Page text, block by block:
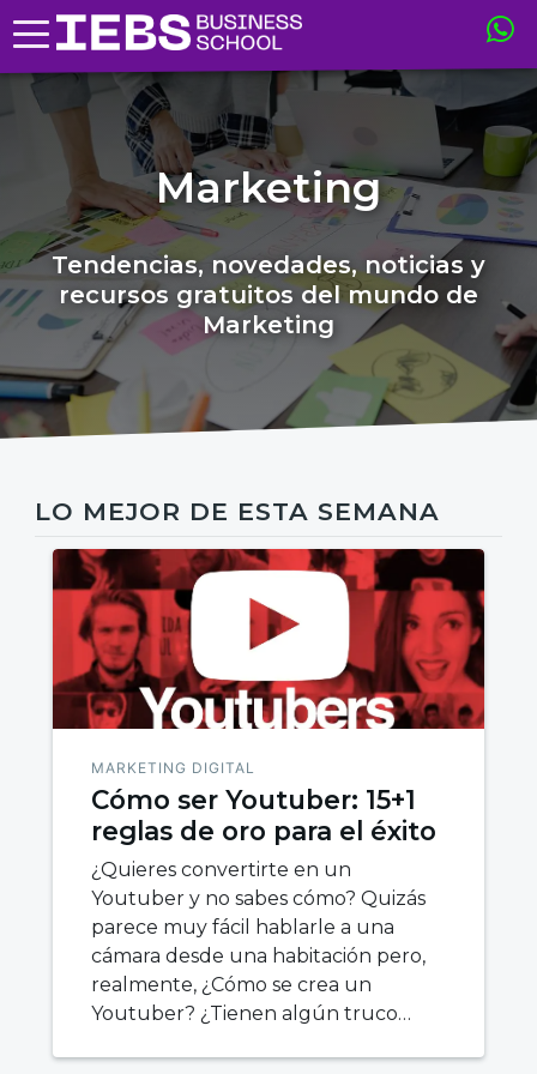
Marketing
Tendencias, novedades, noticias y
recursos gratuitos del mundo de
Marketing
LO MEJOR DE ESTA SEMANA
MARKETING DIGITAL
Cómo ser Youtuber: 15+1
reglas de oro para el éxito
¿Quieres convertirte en un
Youtuber y no sabes cómo? Quizás
parece muy fácil hablarle a una
cámara desde una habitación pero,
realmente, ¿Cómo se crea un
Youtuber? ¿Tienen algún truco…